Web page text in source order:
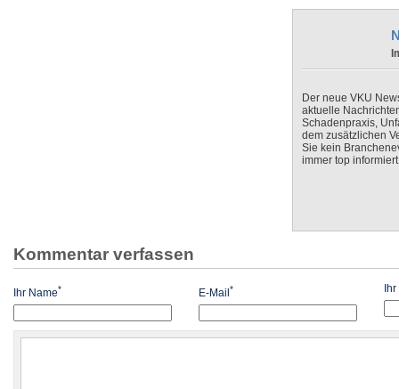
Der neue VKU
aktuelle
Schadenpraxis,
dem zusätzlichen
Sie kein
immer top
Kommentar verfassen
Ihr Name* E-Mail* Ihr